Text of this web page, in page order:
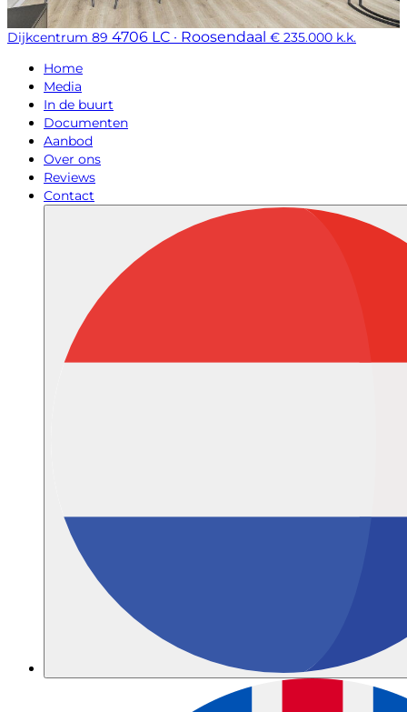
Dijkcentrum 89 4706 LC · Roosendaal € 235.000 k.k.
Home
Media
In de buurt
Documenten
Aanbod
Over ons
Reviews
Contact